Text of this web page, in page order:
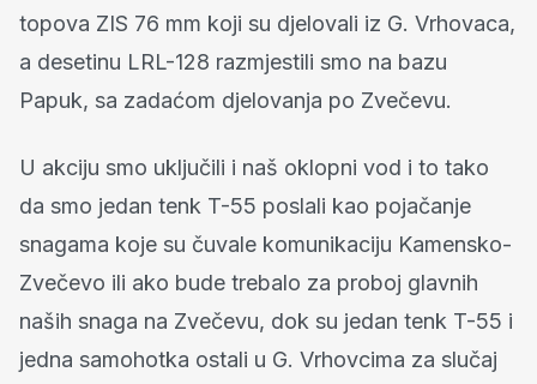
topova ZIS 76 mm koji su djelovali iz G. Vrhovaca,
a desetinu LRL-128 razmjestili smo na bazu
Papuk, sa zadaćom djelovanja po Zvečevu.
U akciju smo uključili i naš oklopni vod i to tako
da smo jedan tenk T-55 poslali kao pojačanje
snagama koje su čuvale komunikaciju Kamensko-
Zvečevo ili ako bude trebalo za proboj glavnih
naših snaga na Zvečevu, dok su jedan tenk T-55 i
jedna samohotka ostali u G. Vrhovcima za slučaj